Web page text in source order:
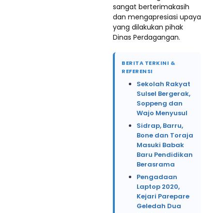
sangat berterimakasih
dan mengapresiasi upaya
yang dilakukan pihak
Dinas Perdagangan.
BERITA TERKINI &
REFERENSI
Sekolah Rakyat
Sulsel Bergerak,
Soppeng dan
Wajo Menyusul
Sidrap, Barru,
Bone dan Toraja
Masuki Babak
Baru Pendidikan
Berasrama
Pengadaan
Laptop 2020,
Kejari Parepare
Geledah Dua